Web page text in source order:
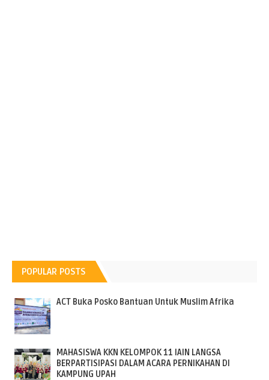
POPULAR POSTS
ACT Buka Posko Bantuan Untuk Muslim Afrika
MAHASISWA KKN KELOMPOK 11 IAIN LANGSA
BERPARTISIPASI DALAM ACARA PERNIKAHAN DI
KAMPUNG UPAH